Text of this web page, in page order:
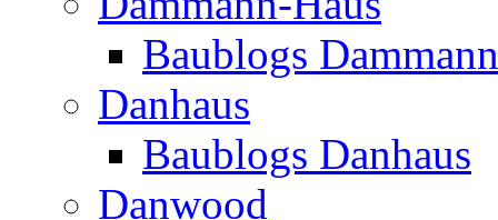
Baublogs
Danhaus
Baublogs Danhaus
Danwood